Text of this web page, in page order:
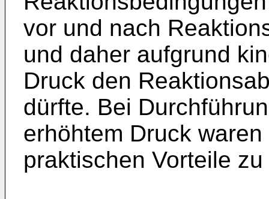
vor und nach
und daher aufgrund
Druck den
dürfte. Bei
erhöhtem Druck
praktischen Vorteile